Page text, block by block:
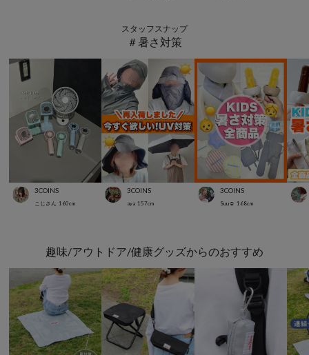
スタッフスナップ
＃暑さ対策
3COINS
こじさん 160cm
3COINS
aya 157cm
3COINS
Suu☺︎ 168cm
趣味/アウトドア/健康グッズからのおすすめ